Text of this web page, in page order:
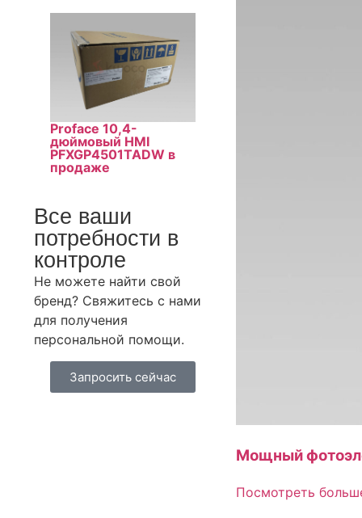
Proface 10,4-
дюймовый HMI
PFXGP4501TADW в
продаже
Все ваши
потребности в
контроле
Не можете найти свой
бренд? Свяжитесь с нами
для получения
персональной помощи.
Запросить сейчас
Мощный
Посмотреть